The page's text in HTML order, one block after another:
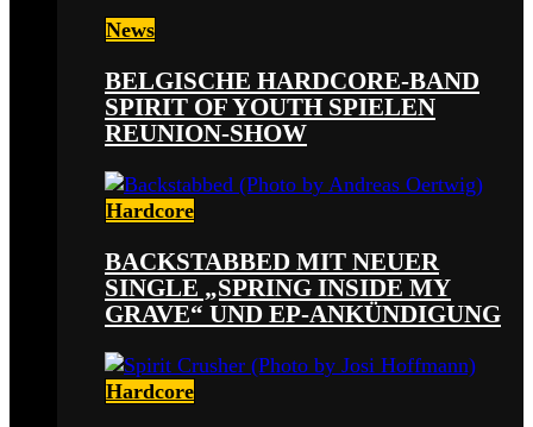
News
BELGISCHE HARDCORE-BAND
SPIRIT OF YOUTH SPIELEN
REUNION-SHOW
Hardcore
BACKSTABBED MIT NEUER
SINGLE „SPRING INSIDE MY
GRAVE“ UND EP-ANKÜNDIGUNG
Hardcore